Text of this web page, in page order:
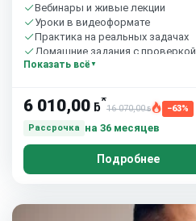
Вебинары и живые лекции
Уроки в видеоформате
Практика на реальных задачах
Домашние задания с проверкой
Сообщество студентов
Показать всё
6 010,00 ƃ*
16 070,00ƃ
−63%
Рассрочка
на 36 месяцев
Подробнее